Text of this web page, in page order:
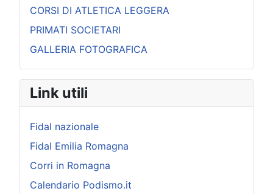
CORSI DI ATLETICA LEGGERA
PRIMATI SOCIETARI
GALLERIA FOTOGRAFICA
Link utili
Fidal nazionale
Fidal Emilia Romagna
Corri in Romagna
Calendario Podismo.it